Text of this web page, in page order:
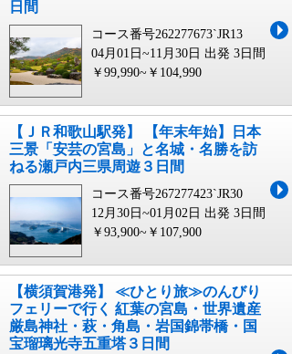
日間
コース番号262277673`JR13
04月01日~11月30日 出発 3日間
￥99,990~￥104,990
【ＪＲ和歌山駅発】 【年末年始】日本
三景「安芸の宮島」と名城・名勝を訪
ねる瀬戸内三県周遊３日間
コース番号267277423`JR30
12月30日~01月02日 出発 3日間
￥93,900~￥107,900
【横須賀港発】 ≪ひとり旅≫のんびり
フェリーで行く 紅葉の宮島・世界遺産
厳島神社・萩・角島・岩国錦帯橋・国
宝瑠璃光寺五重塔３日間